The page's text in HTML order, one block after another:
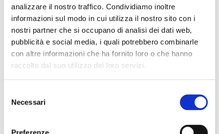
analizzare il nostro traffico. Condividiamo inoltre
informazioni sul modo in cui utilizza il nostro sito con i
nostri partner che si occupano di analisi dei dati web,
pubblicità e social media, i quali potrebbero combinarle
con altre informazioni che ha fornito loro o che hanno
raccolto dal suo utilizzo dei loro servizi.
delNecessari
Preferenze
servito dalla cucina che guida il convivio. A
conclusione due etichette di Moscato arricchiranno e
completeranno gli abbinamenti proposti.
IL MENU
Calamarata al Nero di Seppia con Cozze e Pinoli